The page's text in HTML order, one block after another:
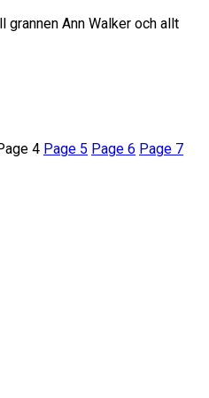
grannen Ann Walker och allt
4 Page 5 Page 6 Page 7